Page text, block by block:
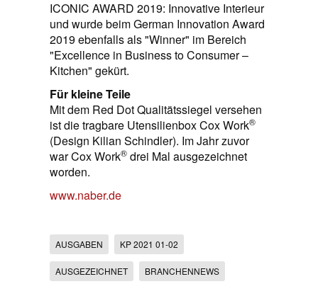
ICONIC AWARD 2019: Innovative Interieur
und wurde beim German Innovation Award
2019 ebenfalls als "Winner" im Bereich
"Excellence in Business to Consumer –
Kitchen" gekürt.
Für kleine Teile
Mit dem Red Dot Qualitätssiegel versehen
ist die tragbare Utensilienbox Cox Work®
(Design Kilian Schindler). Im Jahr zuvor
war Cox Work® drei Mal ausgezeichnet
worden.
www.naber.de
AUSGABEN KP 2021 01-02
AUSGEZEICHNET BRANCHENNEWS